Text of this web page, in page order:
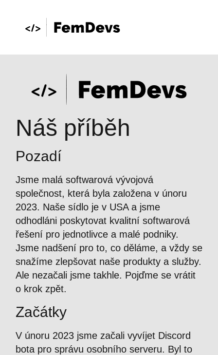
Náš příběh
Pozadí
Jsme malá softwarová vývojová
společnost, která byla založena v únoru
2023. Naše sídlo je v USA a jsme
odhodláni poskytovat kvalitní softwarová
řešení pro jednotlivce a malé podniky.
Jsme nadšení pro to, co děláme, a vždy se
snažíme zlepšovat naše produkty a služby.
Ale nezačali jsme takhle. Pojďme se vrátit
o krok zpět.
Začátky
V únoru 2023 jsme začali vyvíjet Discord
bota pro správu osobního serveru. Byl to